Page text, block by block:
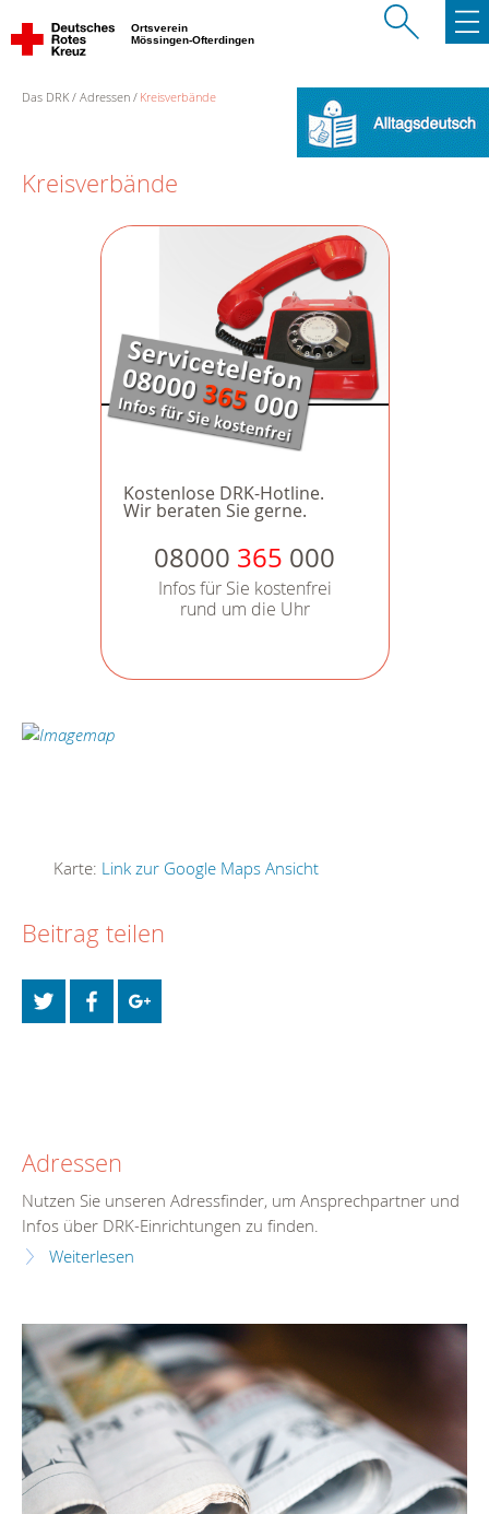
Ortsverein
Mössingen-Ofterdingen
Das DRK Adressen Kreisverbände
Kreisverbände
Kostenlose DRK-Hotline.
Wir beraten Sie gerne.
08000 365 000
Infos für Sie kostenfrei
rund um die Uhr
Karte: Link zur Google Maps Ansicht
Beitrag teilen
Adressen
Nutzen Sie unseren Adressfinder, um Ansprechpartner und
Infos über DRK-Einrichtungen zu finden.
Weiterlesen